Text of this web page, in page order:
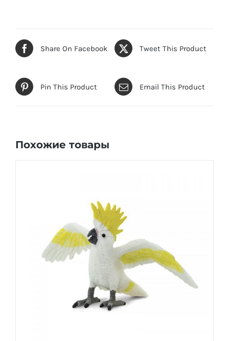
Share On Facebook Tweet This Product
Pin This Product Email This Product
Похожие товары